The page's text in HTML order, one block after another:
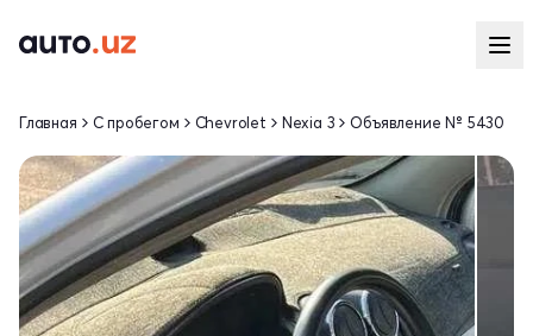
Главная С пробегом Chevrolet Nexia 3 Объявление № 5430